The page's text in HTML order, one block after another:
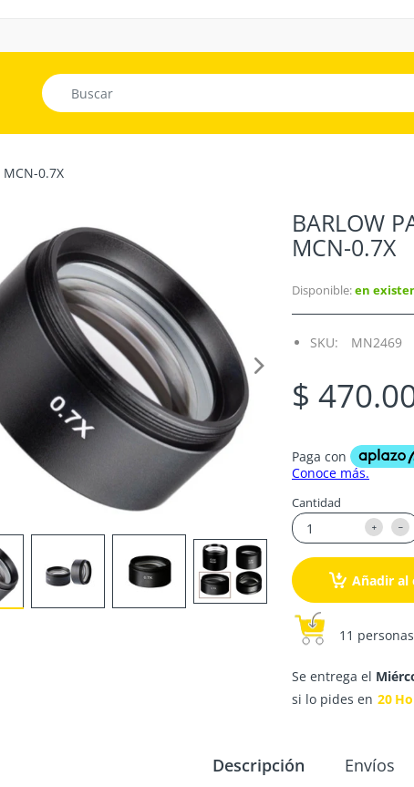
MCN-0.7X
BARLOW
MCN-0.7X
Disponible:en
SKU: MN2469
$
Cantidad
Añadir al
11
Se entrega el
si lo pides en 20
Descripción Envíos